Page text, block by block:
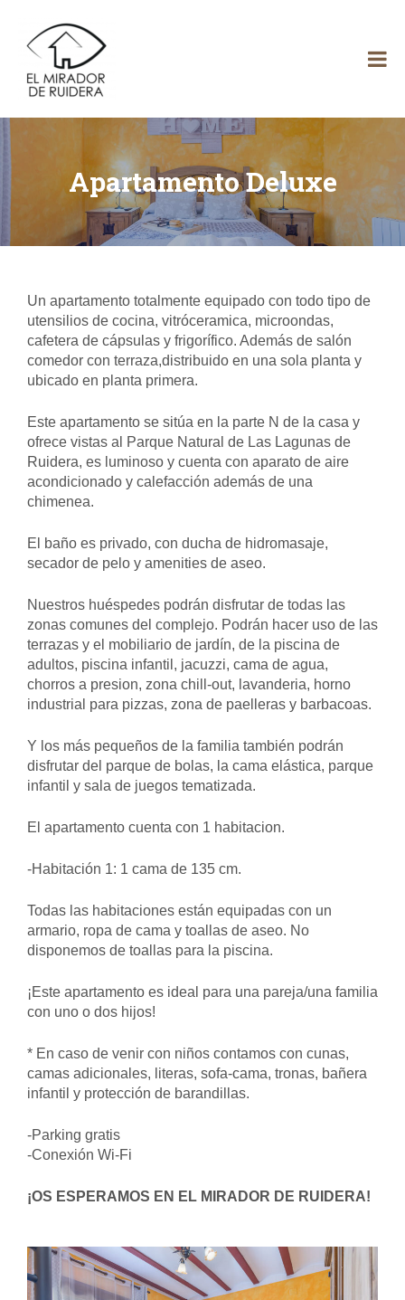
El Mirador de
Ruidera
Apartamento Deluxe
Un apartamento totalmente equipado con todo tipo de
utensilios de cocina, vitróceramica, microondas,
cafetera de cápsulas y frigorífico. Además de salón
comedor con terraza,distribuido en una sola planta y
ubicado en planta primera.
Este apartamento se sitúa en la parte N de la casa y
ofrece vistas al Parque Natural de Las Lagunas de
Ruidera, es luminoso y cuenta con aparato de aire
acondicionado y calefacción además de una
chimenea.
El baño es privado, con ducha de hidromasaje,
secador de pelo y amenities de aseo.
Nuestros huéspedes podrán disfrutar de todas las
zonas comunes del complejo. Podrán hacer uso de las
terrazas y el mobiliario de jardín, de la piscina de
adultos, piscina infantil, jacuzzi, cama de agua,
chorros a presion, zona chill-out, lavanderia, horno
industrial para pizzas, zona de paelleras y barbacoas.
Y los más pequeños de la familia también podrán
disfrutar del parque de bolas, la cama elástica, parque
infantil y sala de juegos tematizada.
El apartamento cuenta con 1 habitacion.
-Habitación 1: 1 cama de 135 cm.
Todas las habitaciones están equipadas con un
armario, ropa de cama y toallas de aseo. No
disponemos de toallas para la piscina.
¡Este apartamento es ideal para una pareja/una familia
con uno o dos hijos!
* En caso de venir con niños contamos con cunas,
camas adicionales, literas, sofa-cama, tronas, bañera
infantil y protección de barandillas.
-Parking gratis
-Conexión Wi-Fi
¡OS ESPERAMOS EN EL MIRADOR DE RUIDERA!